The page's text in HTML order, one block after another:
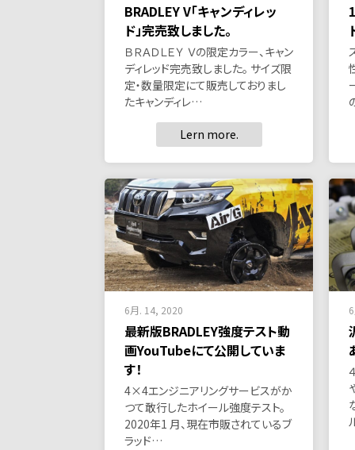
BRADLEY V「キャンディレッ
ド」完売致しました。
ＢＲＡＤＬＥＹ Ｖの限定カラー、キャン
ディレッド完売致しました。 サイズ限
定・数量限定にて販売しておりまし
たキャンディレ…
Lern more.
6月. 14, 2020
最新版BRADLEY強度テスト動
画YouTubeにて公開していま
す！
4×4エンジニアリングサービスがか
つて敢行したホイール強度テスト。
2020年1 月、現在市販されているブ
ラッド…